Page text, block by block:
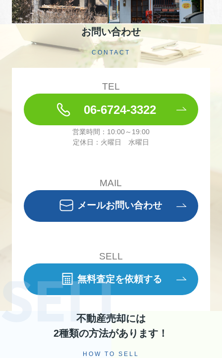
お問い合わせ
CONTACT
TEL
06-6724-3322
営業時間：10:00～19:00
定休日：火曜日 水曜日
MAIL
メールお問い合わせ
SELL
無料査定を依頼する
不動産売却には
2種類の方法があります！
HOW TO SELL